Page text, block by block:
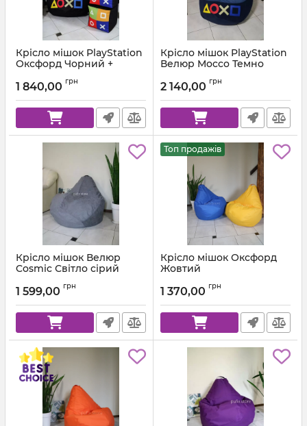
Крісло мішок PlayStation
Оксфорд Чорний +
Артикул: km-ps-ox-001-162-xl
1 840,00 грн
Крісло мішок PlayStation
Велюр Mocco Темно
Артикул: km-ps-mocco-88-84-xl
2 140,00 грн
Крісло мішок Велюр
Cosmic Світло сірий
1 599,00 грн
Топ продажів
Крісло мішок Оксфорд
Жовтий
1 370,00 грн